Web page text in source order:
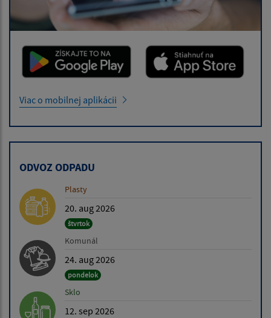
Viac o mobilnej aplikácii
ODVOZ ODPADU
Plasty
20. aug 2026
štvrtok
Komunál
24. aug 2026
pondelok
Sklo
12. sep 2026